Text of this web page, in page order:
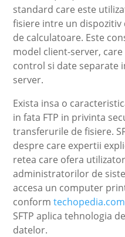
standard care este
fisiere intre un dispozitiv
de calculatoare. Este
model client-server,
control si date separate
server.
Exista insa o
in fata FTP in privinta
transferurile de fisiere.
despre care expertii
retea care ofera
administratorilor de
accesa un computer
conformtechopedia.com
SFTP aplica tehnologia
datelor.